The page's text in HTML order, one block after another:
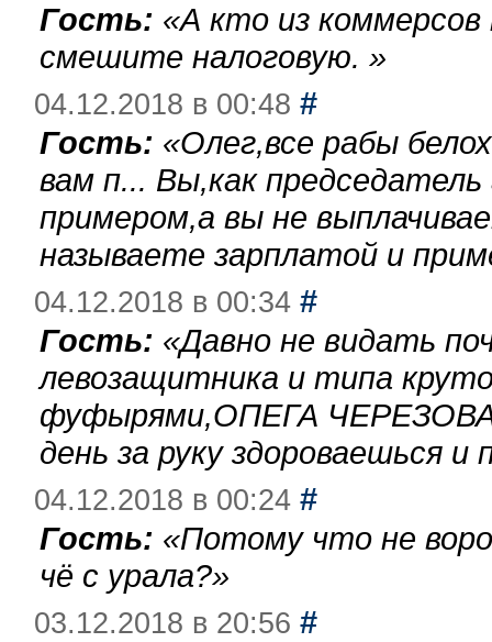
Гость: «А кто из
смешите налоговую. »
04.12.2018 в 00:48 #
Гость: «Олег,все рабы
вам п... Вы,как
примером,а вы не
называете зарплатой и
04.12.2018 в 00:34 #
Гость: «Давно не видать
левозащитника и типа
фуфырями,ОПЕГА
день за руку здороваешься
04.12.2018 в 00:24 #
Гость: «Потому что не
чё с урала?»
03.12.2018 в 20:56 #